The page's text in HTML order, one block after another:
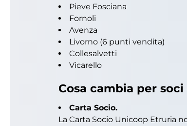
Pieve Fosciana
Fornoli
Avenza
Livorno (6 punti vendita)
Collesalvetti
Vicarello
Cosa cambia per
Carta Socio.
La Carta Socio Unicoop Etruria